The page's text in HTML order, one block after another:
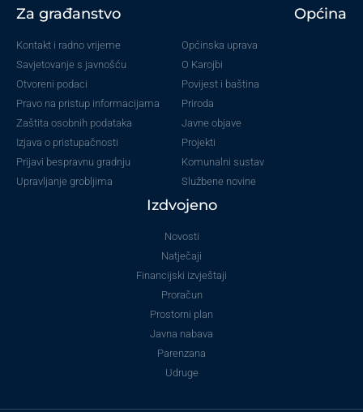
Za građanstvo
Kontakt i radno vrijeme
Savjetovanje s javnošću
Otvoreni podaci
Pravo na pristup informacijama
Zaštita osobnih podataka
Izjava o pristupačnosti
Prijavi bespravnu gradnju
Upravljanje grobljima
Općina
Općinska uprava
O Karojbi
Povijest i baština
Priroda
Javne objave
Projekti
Komunalni sustav
Službene novine
Izdvojeno
Novosti
Natječaji
Financijski izvještaji
Proračun
Prostorni plan
Javna nabava
Parenzana
Udruge